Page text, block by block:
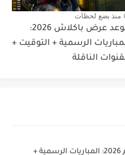
منذ بضع لحظات
موعد عرض باكلاش 2026:
الرسمية + التوقيت +
الناقلة
موعد سمر سلام 2026: المباريات الرسمية +